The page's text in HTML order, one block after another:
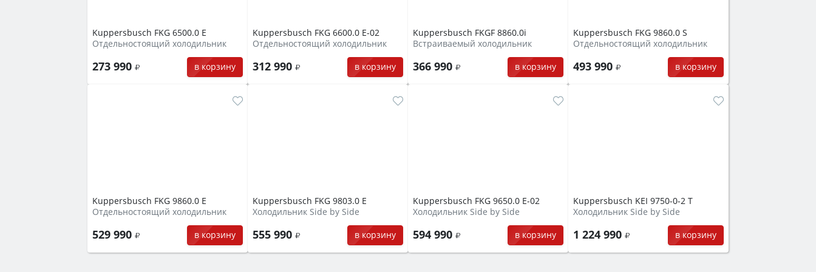
Kuppersbusch FKG 6500.0 E
Отдельностоящий холодильник
273 990 в корзину
Kuppersbusch FKG 6600.0 E-02
Отдельностоящий холодильник
312 990 в корзину
Kuppersbusch FKGF 8860.0i
Встраиваемый холодильник
366 990 в корзину
Kuppersbusch FKG 9860.0 S
Отдельностоящий холодильник
493 990 в корзину
Kuppersbusch FKG 9860.0 E
Отдельностоящий холодильник
529 990 в корзину
Kuppersbusch FKG 9803.0 E
Холодильник Side by Side
555 990 в корзину
Kuppersbusch FKG 9650.0 E-02
Холодильник Side by Side
594 990 в корзину
Kuppersbusch KEI 9750-0-2 T
Холодильник Side by Side
1 224 990 в корзину